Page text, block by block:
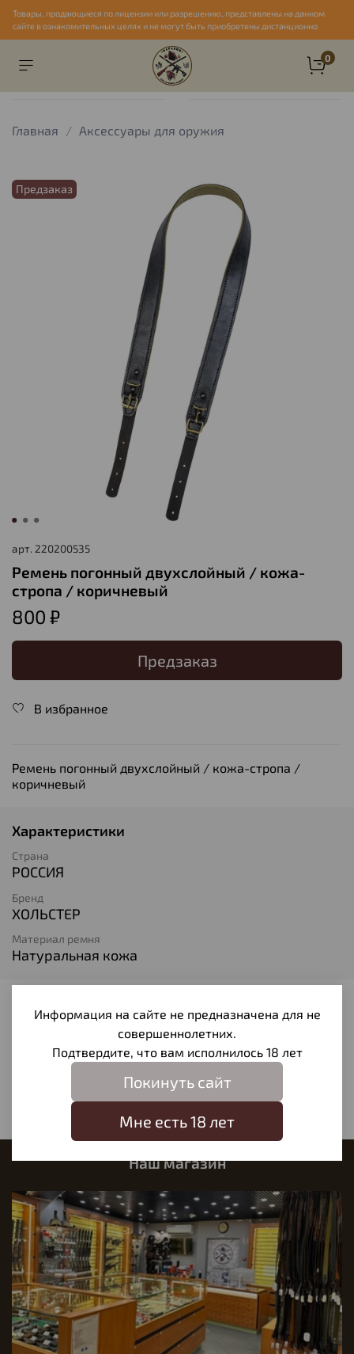
Товары, продающиеся по лицензии или разрешению, представлены на данном
сайте в ознакомительных целях и не могут быть приобретены дистанционно
0
Главная Аксессуары для оружия
Предзаказ
арт. 220200535
Ремень погонный двухслойный / кожа-
стропа / коричневый
800 ₽
Предзаказ
В избранное
Ремень погонный двухслойный / кожа-стропа /
коричневый
Характеристики
Страна
РОССИЯ
Бренд
ХОЛЬСТЕР
Материал ремня
Натуральная кожа
Отзывы
Отзывов еще никто не оставлял
Наш магазин
Информация на сайте не предназначена для не
совершеннолетних.
Подтвердите, что вам исполнилось 18 лет
Покинуть сайт
Мне есть 18 лет